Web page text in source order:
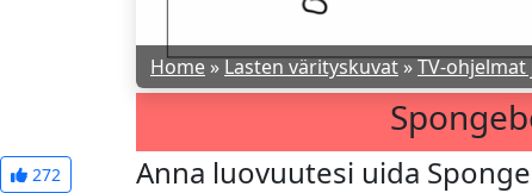
Home»Lasten värityskuvat»TV-
272 Anna luovuutesi uida